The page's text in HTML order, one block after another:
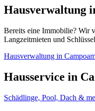
Hausverwaltung
Bereits eine Immobilie? Wir
Langzeitmieten und
Hausverwaltung in
Hausservice in
Schädlinge, Pool, Dach &